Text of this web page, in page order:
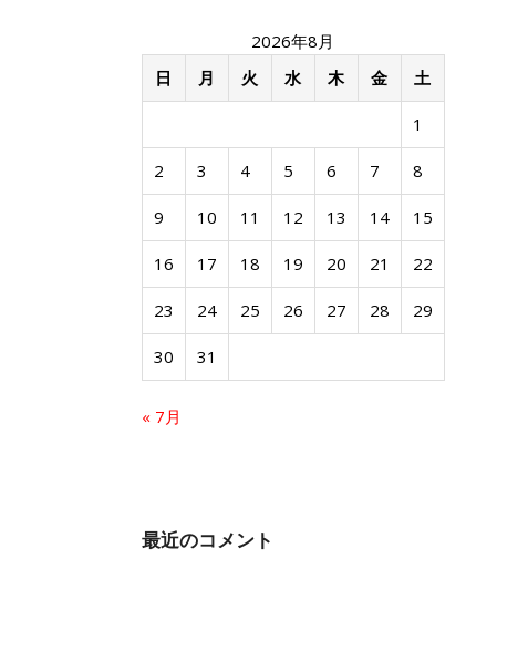
2026年8月
日
月 火 水 木 金 土
1
2 3 4 5 6 7 8
9 10 11 12 13 14 15
16 17 18 19 20 21 22
23 24 25 26 27 28 29
30 31
« 7月
最近のコメント